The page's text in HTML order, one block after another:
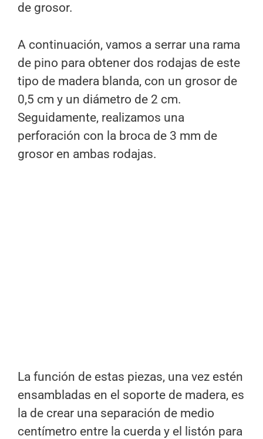
de grosor.
A continuación, vamos a serrar una rama
de pino para obtener dos rodajas de este
tipo de madera blanda, con un grosor de
0,5 cm y un diámetro de 2 cm.
Seguidamente, realizamos una
perforación con la broca de 3 mm de
grosor en ambas rodajas.
La función de estas piezas, una vez estén
ensambladas en el soporte de madera, es
la de crear una separación de medio
centímetro entre la cuerda y el listón para